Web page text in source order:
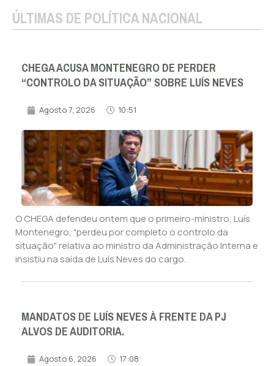
ÚLTIMAS DE POLÍTICA NACIONAL
CHEGA ACUSA MONTENEGRO DE PERDER
“CONTROLO DA SITUAÇÃO” SOBRE LUÍS NEVES
Agosto 7, 2026 10:51
O CHEGA defendeu ontem que o primeiro-ministro, Luís
Montenegro, "perdeu por completo o controlo da
situação" relativa ao ministro da Administração Interna e
insistiu na saída de Luís Neves do cargo.
MANDATOS DE LUÍS NEVES À FRENTE DA PJ
ALVOS DE AUDITORIA.
Agosto 6, 2026 17:08